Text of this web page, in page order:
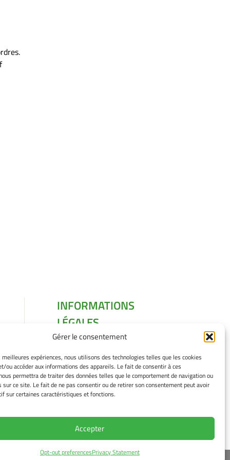
Gérer le consentement
expériences, nous utilisons des technologies telles que les cookies
ou accéder aux informations des appareils. Le fait de consentir à ces
permettra de traiter des données telles que le comportement de navigation ou
sur ce site. Le fait de ne pas consentir ou de retirer son consentement peut avoir
sur certaines caractéristiques et fonctions.
Accepter
Opt-out preferencesPrivacy Statement
INFORMATIONS
LÉGALES
Mentions légales
Politique de cookies
Déclaration de
confidentialité
Avertissement